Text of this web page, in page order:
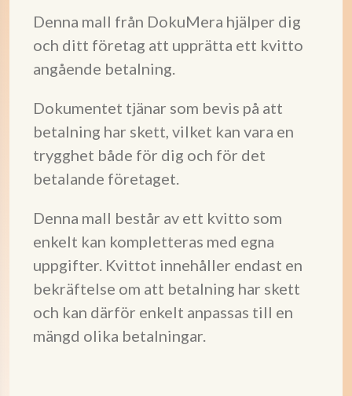
Denna mall från DokuMera hjälper dig
och ditt företag att upprätta ett kvitto
angående betalning.
Dokumentet tjänar som bevis på att
betalning har skett, vilket kan vara en
trygghet både för dig och för det
betalande företaget.
Denna mall består av ett kvitto som
enkelt kan kompletteras med egna
uppgifter. Kvittot innehåller endast en
bekräftelse om att betalning har skett
och kan därför enkelt anpassas till en
mängd olika betalningar.